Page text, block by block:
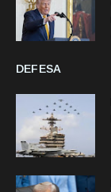
DEFESA